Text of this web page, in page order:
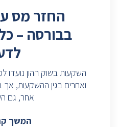
החזר מס
בבורסה –
השקעות בשוק ההון נועדו
ואחרים בגין ההשקעות,
אחר, גם
המשך